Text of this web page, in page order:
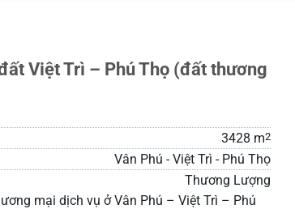
Việt Trì – Phú Thọ (đất thương
3428 m2
Vân Phú - Việt Trì - Phú Thọ
Thương Lượng
mại dịch vụ ở Vân Phú – Việt Trì – Phú